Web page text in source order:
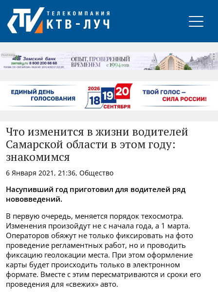
РЕКЛАМА
Что изменится в жизни водителей
Самарской области в этом году:
знакомимся
6 Января 2021, 21:36, Общество
Насупивший год приготовил для водителей ряд
нововведений.
В первую очередь, меняется порядок техосмотра.
Изменения произойдут не с начала года, а 1 марта.
Операторов обяжут не только фиксировать на фото
проведение регламентных работ, но и проводить
фиксацию геолокации места. При этом оформление
карты будет происходить только в электронном
формате. Вместе с этим пересматриваются и сроки его
проведения для «свежих» авто.